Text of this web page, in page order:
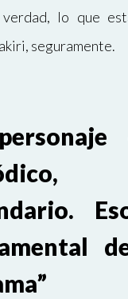
verdad, lo que
seguramente.